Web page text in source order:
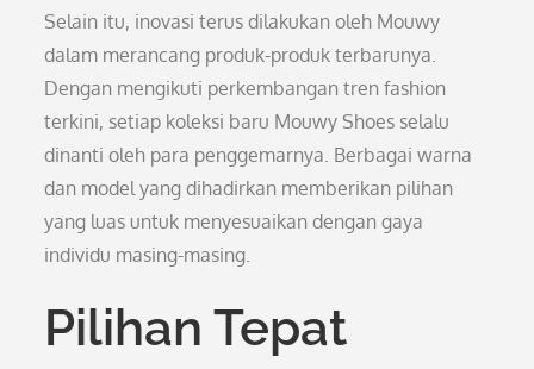
Selain itu, inovasi terus dilakukan oleh Mouwy
dalam merancang produk-produk terbarunya.
Dengan mengikuti perkembangan tren fashion
terkini, setiap koleksi baru Mouwy Shoes selalu
dinanti oleh para penggemarnya. Berbagai warna
dan model yang dihadirkan memberikan pilihan
yang luas untuk menyesuaikan dengan gaya
individu masing-masing.
Pilihan Tepat